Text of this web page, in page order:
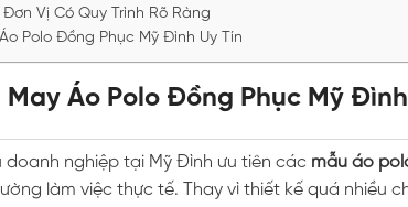
Vị Có Quy Trình Rõ Ràng
Polo Đồng Phục Mỹ Đình Uy Tín
May Áo Polo Đồng Phục Mỹ
doanh nghiệp tại Mỹ Đình ưu tiên các mẫu áo
làm việc thực tế. Thay vì thiết kế quá nhiều